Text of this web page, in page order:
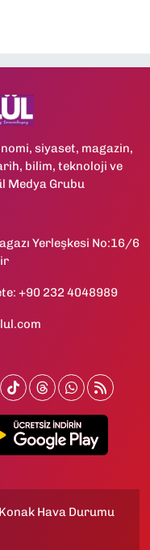
siyaset, magazin,
bilim, teknoloji ve
Medya Grubu
Yerleşkesi No:16/6
+90 232 4048989
Konak Hava Durumu